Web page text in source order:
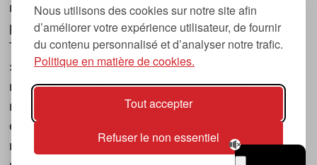
Nous utilisons des cookies sur notre site afin
d’améliorer votre expérience utilisateur, de fournir
du contenu personnalisé et d’analyser notre trafic.
Politique en matière de cookies.
Tout accepter
Refuser le non essentiel
musique et les nouvelles tendances, dont la
première parution date de 2007.
Tsugi en japonais signifie « prochain », « suivant
», ce qui correspond à la thématique du
magazine, à l’affût des nouvelles tendances
musicales, qu’elles viennent de la musique
électronique, du rock ou du hip hop, et des
nouveaux phénomènes de société liés à la